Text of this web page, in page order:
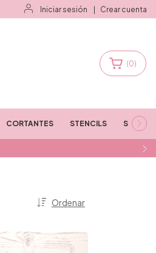
Iniciar sesión Crear cuenta
(0)
CORTANTES STENCILS STAMPS
Ordenar